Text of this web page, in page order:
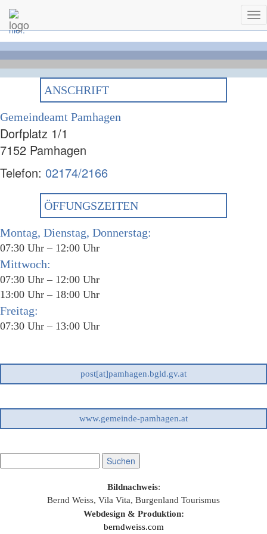
Die Landwirtschaftliche Fachschule Güssing lädt zum Tag der
offenen Tür am 08.11.2024. Nähere Informationen finden Sie
hier.
ANSCHRIFT
Gemeindeamt Pamhagen
Dorfplatz 1/1
7152 Pamhagen
Telefon: 02174/2166
ÖFFUNGSZEITEN
Montag, Dienstag, Donnerstag:
07:30 Uhr – 12:00 Uhr
Mittwoch:
07:30 Uhr – 12:00 Uhr
13:00 Uhr – 18:00 Uhr
Freitag:
07:30 Uhr – 13:00 Uhr
post[at]pamhagen.bgld.gv.at
www.gemeinde-pamhagen.at
Bildnachweis:
Bernd Weiss, Vila Vita, Burgenland Tourismus
Webdesign & Produktion:
berndweiss.com